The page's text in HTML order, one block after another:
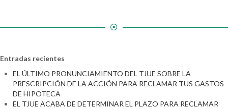
Entradas recientes
EL ÚLTIMO PRONUNCIAMIENTO DEL TJUE SOBRE LA
PRESCRIPCIÓN DE LA ACCIÓN PARA RECLAMAR TUS GASTOS
DE HIPOTECA
EL TJUE ACABA DE DETERMINAR EL PLAZO PARA RECLAMAR